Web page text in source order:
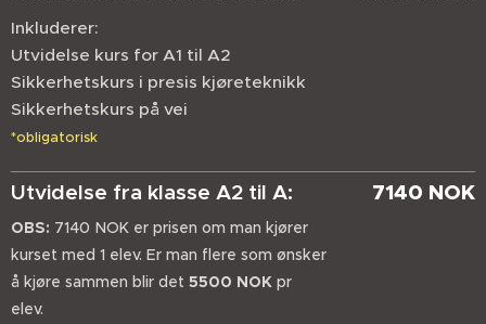
Inkluderer:
Utvidelse kurs for A1 til A2
Sikkerhetskurs i presis kjøreteknikk
Sikkerhetskurs på vei
*obligatorisk
Utvidelse fra klasse A2 til A:
OBS: 7140 NOK er prisen om man kjører
kurset med 1 elev. Er man flere som ønsker
å kjøre sammen blir det 5500 NOK pr
elev.
7140 NOK